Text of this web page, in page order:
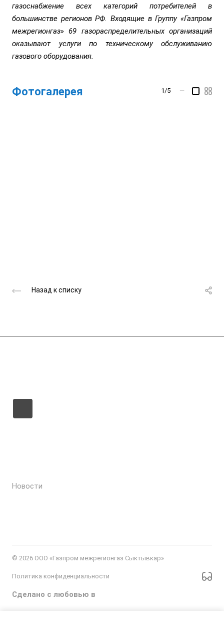
газоснабжение всех категорий потребителей в
большинстве регионов РФ. Входящие в Группу «Газпром
межрегионгаз» 69 газораспределительных организаций
оказывают услуги по техническому обслуживанию
газового оборудования.
Фотогалерея 1/5 —
Назад к списку
Новости
© 2026 ООО «Газпром межрегионгаз Сыктывкар»
Политика конфиденциальности
Cделано с любовью в